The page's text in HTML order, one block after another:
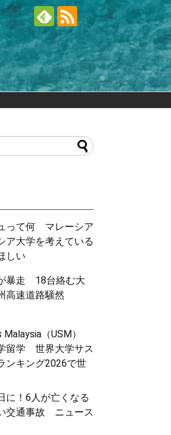
って何 マレーシア
ア大学を考えている
しい
暴走 18台絡む大
速道路騒然
Malaysia（USM）
留学 世界大学サス
ンキング2026で世
に！6人が亡くなる
交通事故 ニュース